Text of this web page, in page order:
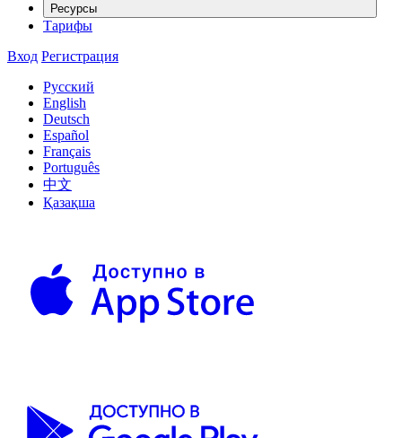
Ресурсы
Тарифы
Вход Регистрация
Русский
English
Deutsch
Español
Français
Português
中文
Қазақша